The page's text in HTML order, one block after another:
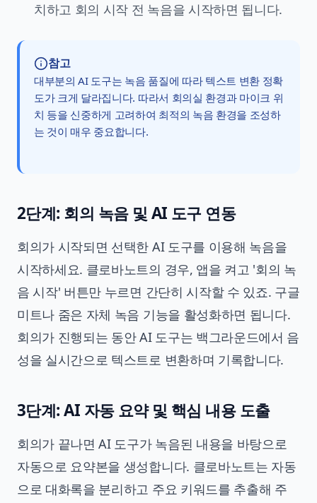
치하고 회의 시작 전 녹음을 시작하면 됩니다.
참고
대부분의 AI 도구는 녹음 품질에 따라 텍스트 변환 정확
도가 크게 달라집니다. 따라서 회의실 환경과 마이크 위
치 등을 신중하게 고려하여 최적의 녹음 환경을 조성하
는 것이 매우 중요합니다.
2단계: 회의 녹음 및 AI 도구 연동
회의가 시작되면 선택한 AI 도구를 이용해 녹음을
시작하세요. 클로바노트의 경우, 앱을 켜고 '회의 녹
음 시작' 버튼만 누르면 간단히 시작할 수 있죠. 구글
미트나 줌은 자체 녹음 기능을 활성화하면 됩니다.
회의가 진행되는 동안 AI 도구는 백그라운드에서 음
성을 실시간으로 텍스트로 변환하며 기록합니다.
3단계: AI 자동 요약 및 핵심 내용 도출
회의가 끝나면 AI 도구가 녹음된 내용을 바탕으로
자동으로 요약본을 생성합니다. 클로바노트는 자동
으로 대화록을 분리하고 주요 키워드를 추출해 주